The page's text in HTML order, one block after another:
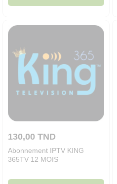
130,00 TND
Abonnement IPTV KING
365TV 12 MOIS